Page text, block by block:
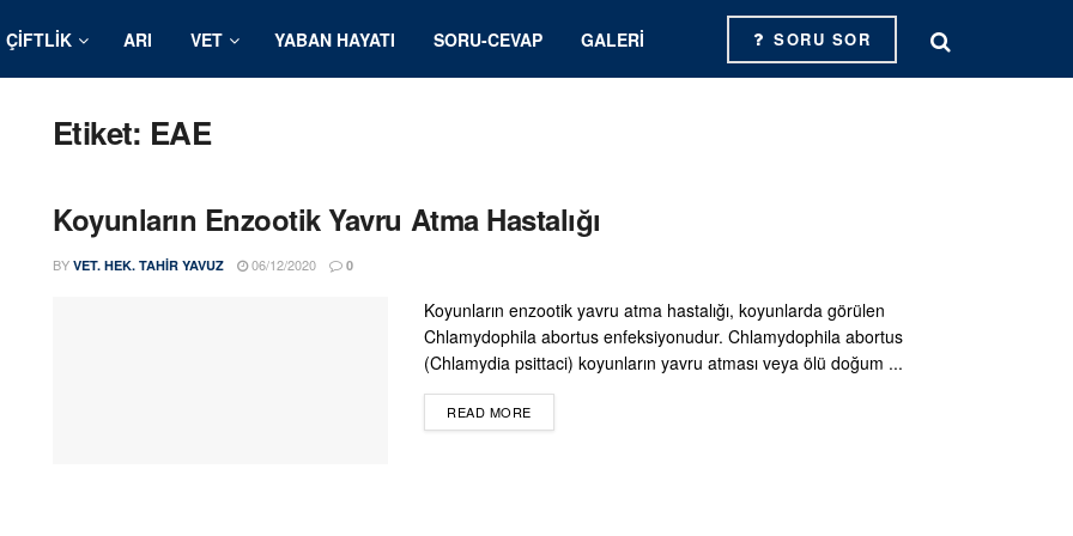
ÇIFTLIK ARI VET YABAN HAYATI SORU-CEVAP GALERI SORU SOR
Etiket: EAE
Koyunların Enzootik Yavru Atma Hastalığı
BY VET. HEK. TAHIR YAVUZ 06/12/2020 0
Koyunların enzootik yavru atma hastalığı, koyunlarda görülen
Chlamydophila abortus enfeksiyonudur. Chlamydophila abortus
(Chlamydia psittaci) koyunların yavru atması veya ölü doğum ...
READ MOREDETAILS